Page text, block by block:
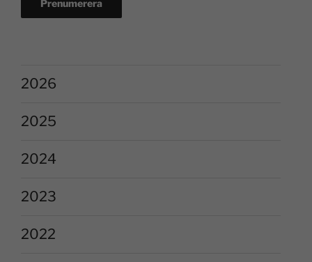
2026
2025
2024
2023
2022